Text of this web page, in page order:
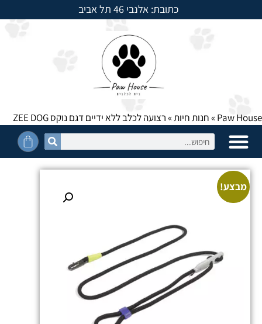
כתובת: אלנבי 46 תל אביב
למשלוחים חייגו: 054-5950525
Paw House
»חנות חיות»רצועה לכלב ללא ידיים דגם נוקס ZEE DOG
מבצע!